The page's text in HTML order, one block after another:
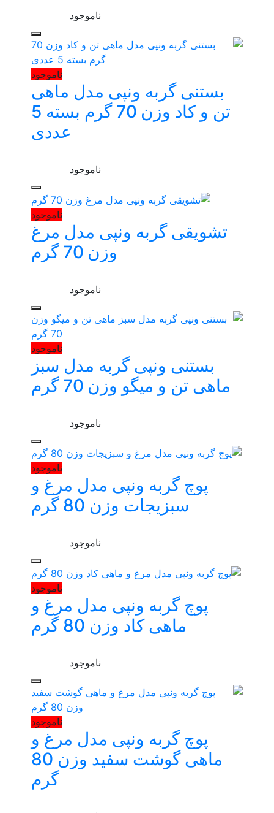
ناموجود
ناموجود
بستنی گربه ونپی مدل ماهی
تن و کاد وزن 70 گرم بسته 5
عددی
ناموجود
ناموجود
تشویقی گربه ونپی مدل مرغ
وزن 70 گرم
ناموجود
ناموجود
بستنی ونپی گربه مدل سبز
ماهی تن و میگو وزن 70 گرم
ناموجود
ناموجود
پوچ گربه ونپی مدل مرغ و
سبزیجات وزن 80 گرم
ناموجود
ناموجود
پوچ گربه ونپی مدل مرغ و
ماهی کاد وزن 80 گرم
ناموجود
ناموجود
پوچ گربه ونپی مدل مرغ و
ماهی گوشت سفید وزن 80
گرم